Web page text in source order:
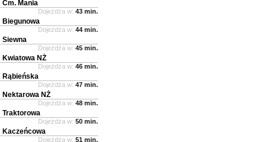
Cm. Mania
Dojeżdża w: 43 min.
Biegunowa
Dojeżdża w: 44 min.
Siewna
Dojeżdża w: 45 min.
Kwiatowa NŻ
Dojeżdża w: 46 min.
Rąbieńska
Dojeżdża w: 47 min.
Nektarowa NŻ
Dojeżdża w: 48 min.
Traktorowa
Dojeżdża w: 50 min.
Kaczeńcowa
Dojeżdża w: 51 min.